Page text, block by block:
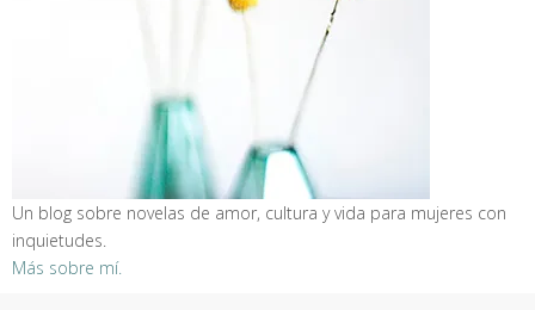
Un blog sobre novelas de amor, cultura y vida para mujeres con
inquietudes.
Más sobre mí.